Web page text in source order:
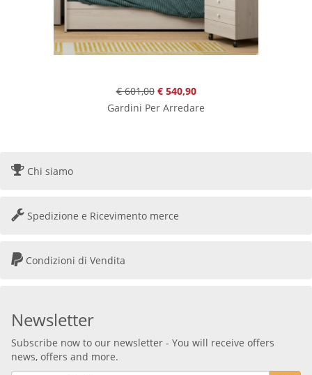
€ 601,00 € 540,90
Gardini Per Arredare
Chi siamo
Spedizione e Ricevimento merce
Condizioni di Vendita
Newsletter
Subscribe now to our newsletter - You will receive offers
news, offers and more.